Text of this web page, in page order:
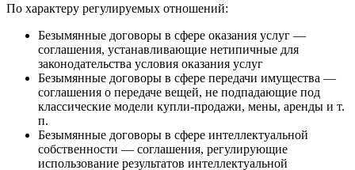
По характеру регулируемых отношений:
Безымянные договоры в сфере оказания услуг —
соглашения, устанавливающие нетипичные для
законодательства условия оказания услуг
Безымянные договоры в сфере передачи имущества —
соглашения о передаче вещей, не подпадающие под
классические модели купли‑продажи, мены, аренды и т.
п.
Безымянные договоры в сфере интеллектуальной
собственности — соглашения, регулирующие
использование результатов интеллектуальной